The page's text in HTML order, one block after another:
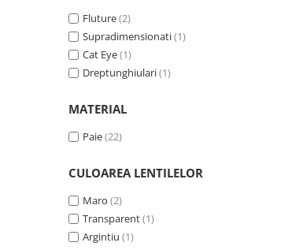
Fluture(2)
Supradimensionati(1)
Cat Eye(1)
Dreptunghiulari(1)
MATERIAL
Paie(22)
CULOAREA LENTILELOR
Maro (2)
Transparent(1)
Argintiu (1)